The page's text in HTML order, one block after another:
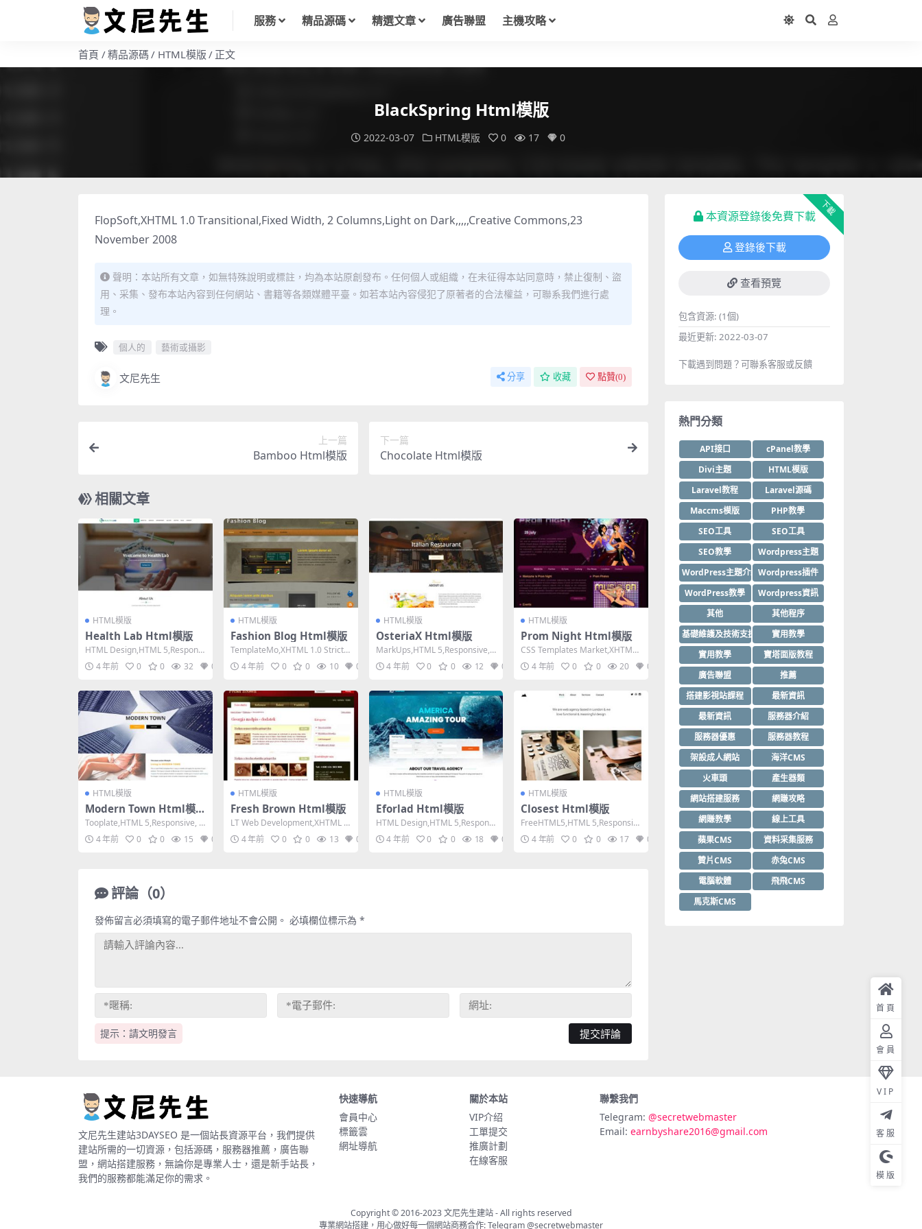
服務 精品源碼 精選文章 廣告聯盟 主機攻略
首頁 精品源碼 HTML模版 正文
BlackSpring Html模版
2022-03-07 HTML模版 0 17 0
FlopSoft,XHTML 1.0 Transitional,Fixed Width, 2 Columns,Light on Dark,,,,,Creative Commons,23
November 2008
聲明：本站所有文章，如無特殊說明或標註，均為本站原創發布。任何個人或組織，在未征得本站同意時，禁止復制、盜
用、采集、發布本站內容到任何網站、書籍等各類媒體平臺。如若本站內容侵犯了原著者的合法權益，可聯系我們進行處
理。
個人的 藝術或攝影
文尼先生 分享 收藏 點贊(0)
上一篇
Bamboo Html模版
下一篇
Chocolate Html模版
相關文章
HTML模版
Health Lab Html模版
HTML Design,HTML 5,Responsi
ve, 4 Columns...
4 年前 0 0 32 0
HTML模版
Fashion Blog Html模版
TemplateMo,XHTML 1.0 Strict,F
ixed Width,...
4 年前 0 0 10 0
HTML模版
OsteriaX Html模版
MarkUps,HTML 5,Responsive,
5 Columns,Mix...
4 年前 0 0 12 0
HTML模版
Prom Night Html模版
CSS Templates Market,XHTML
1.0 Transitio...
4 年前 0 0 20 0
HTML模版
Modern Town Html模
版
Tooplate,HTML 5,Responsive, 2
Columns,Da...
4 年前 0 0 15 0
HTML模版
Fresh Brown Html模版
LT Web Development,XHTML 1.
0 Strict,Fixe...
4 年前 0 0 13 0
HTML模版
Eforlad Html模版
HTML Design,HTML 5,Responsi
ve, 4 Columns...
4 年前 0 0 18 0
HTML模版
Closest Html模版
FreeHTML5,HTML 5,Responsiv
e, Mixed Colum...
4 年前 0 0 17 0
評論（0）
提示：請文明發言
發佈留言必須填寫的電子郵件地址不會公開。 必填欄位標示為 *
下載
本資源登錄後免費下載
登錄後下載
查看預覽
包含資源: (1個)
最近更新: 2022-03-07
下載遇到問題？可聯系客服或反饋
熱門分類
API接口
cPanel教學
Divi主題
HTML模版
Laravel教程
Laravel源碼
Maccms模版
PHP教學
SEO工具
SEO工具
SEO教學
Wordpress主題
WordPress主題介紹Wordpress插件
WordPress教學
Wordpress資訊
其他
其他程序
基礎維護及技術支援
實用教學
實用教學
寶塔面版教程
廣告聯盟
推薦
搭建影視站課程
最新資訊
最新資訊
服務器介紹
服務器優惠
服務器教程
架設成人網站
海洋CMS
火車頭
產生器類
網站搭建服務
網賺攻略
網賺教學
線上工具
蘋果CMS
資料采集服務
贊片CMS
赤兔CMS
電腦軟體
飛飛CMS
馬克斯CMS
文尼先生建站3DAYSEO 是一個站長資源平台，我們提供
建站所需的一切資源，包括源碼，服務器推薦，廣告聯
盟，網站搭建服務，無論你是專業人士，還是新手站長，
我們的服務都能滿足你的需求。
快速導航
會員中心
標籤雲
網址導航
關於本站
VIP介绍
工單提交
推廣計劃
在線客服
聯繫我們
Telegram: @secretwebmaster
Email: earnbyshare2016@gmail.com
Copyright © 2016-2023文尼先生建站- All rights reserved
專業網站搭建，用心做好每一個網站商務合作: Telegram@secretwebmaster
首頁
會員
VIP
客服
模版